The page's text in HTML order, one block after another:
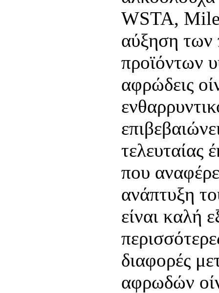
WSTA,
αύξηση
προϊόντων
αφρώδεις
τελευταίας
που
ανάπτυξη
είναι καλή
διαφορές
αφρωδών